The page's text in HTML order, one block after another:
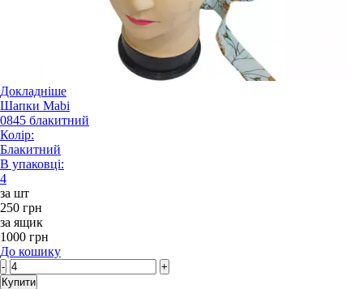
Докладніше
Шапки Mabi
0845 блакитний
Колір:
Блакитний
В упаковці:
4
за шт
250 грн
за ящик
1000 грн
До кошику
-
+
Купити